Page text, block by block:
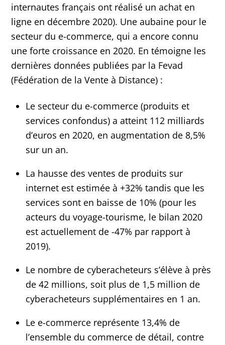
internautes français ont réalisé un achat en
ligne en décembre 2020). Une aubaine pour le
secteur du e-commerce, qui a encore connu
une forte croissance en 2020. En témoigne les
dernières données publiées par la Fevad
(Fédération de la Vente à Distance) :
Le secteur du e-commerce (produits et
services confondus) a atteint 112 milliards
d’euros en 2020, en augmentation de 8,5%
sur un an.
La hausse des ventes de produits sur
internet est estimée à +32% tandis que les
services sont en baisse de 10% (pour les
acteurs du voyage-tourisme, le bilan 2020
est actuellement de -47% par rapport à
2019).
Le nombre de cyberacheteurs s’élève à près
de 42 millions, soit plus de 1,5 million de
cyberacheteurs supplémentaires en 1 an.
Le e-commerce représente 13,4% de
l’ensemble du commerce de détail, contre